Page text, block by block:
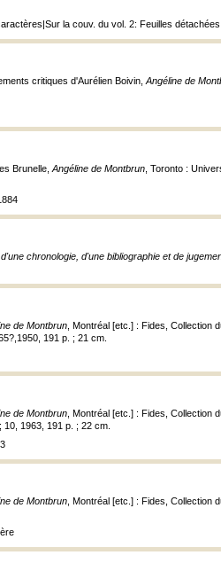
la couv. du vol. 2: Feuilles
critiques d'Aurélien Boivin, Angéline de
Brunelle, Angéline de Montbrun , Toronto :
chronologie, d'une bibliographie et de
de Montbrun , Montréal [etc.] : Fides, Collection
191 p. ; 21 cm.
de Montbrun , Montréal [etc.] : Fides, Collection
1963, 191 p. ; 22 cm.
de Montbrun , Montréal [etc.] : Fides, Collection